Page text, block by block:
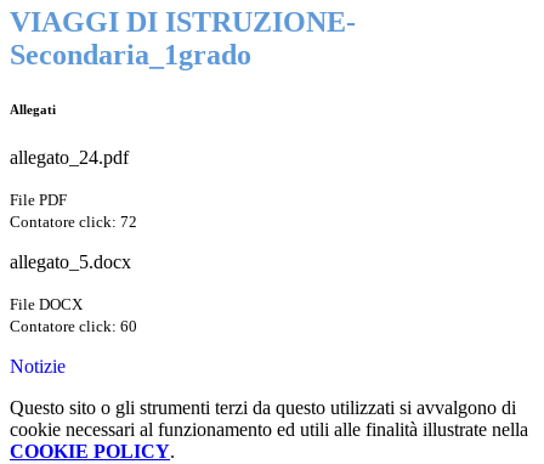
VIAGGI DI ISTRUZIONE-
Secondaria_1grado
Allegati
allegato_24.pdf
File PDF
Contatore click: 72
allegato_5.docx
File DOCX
Contatore click: 60
Notizie
Questo sito o gli strumenti terzi da questo utilizzati si avvalgono di
cookie necessari al funzionamento ed utili alle finalità illustrate nella
COOKIE POLICY.